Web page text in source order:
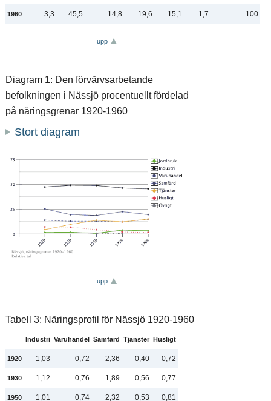
1960 3,3 45,5 14,8 19,6 15,1 1,7 100
upp
Diagram 1: Den förvärvsarbetande
befolkningen i Nässjö procentuellt fördelad
på näringsgrenar 1920-1960
Stort diagram
upp
Tabell 3: Näringsprofil för Nässjö 1920-1960
Industri Varuhandel Samfärd Tjänster Husligt
1920 1,03 0,72 2,36 0,40 0,72
1930 1,12 0,76 1,89 0,56 0,77
1950 1,01 0,74 2,32 0,53 0,81